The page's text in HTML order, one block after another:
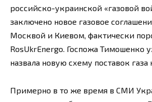
российско-украинской «газовой
заключено новое газовое
Москвой и Киевом, фактически
RosUkrEnergo. Госпожа Тимошенко
назвала новую схему поставок
Примерно в то же время в СМИ